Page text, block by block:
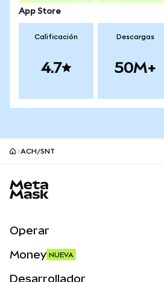
App Store
Calificación
4.7
Descargas
50M+
ACH/SNT
Operar
Money NUEVA
Desarrollador